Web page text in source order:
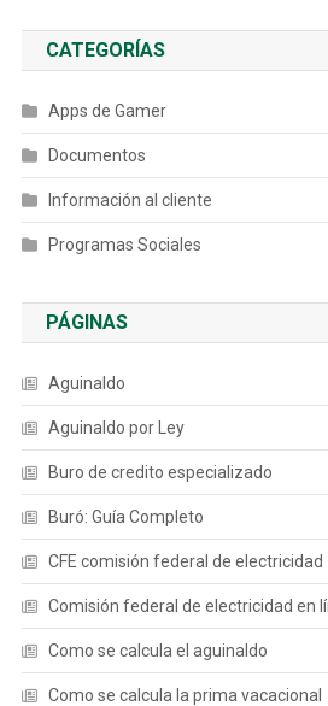
CATEGORÍAS
Apps de Gamer
Documentos
Información al cliente
Programas Sociales
PÁGINAS
Aguinaldo
Aguinaldo por Ley
Buro de credito especializado
Buró: Guía Completo
CFE comisión federal de electricidad
Comisión federal de electricidad en
Como se calcula el aguinaldo
Como se calcula la prima vacacional